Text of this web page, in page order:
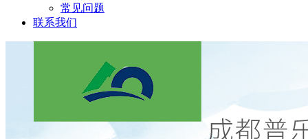
常见问题
联系我们